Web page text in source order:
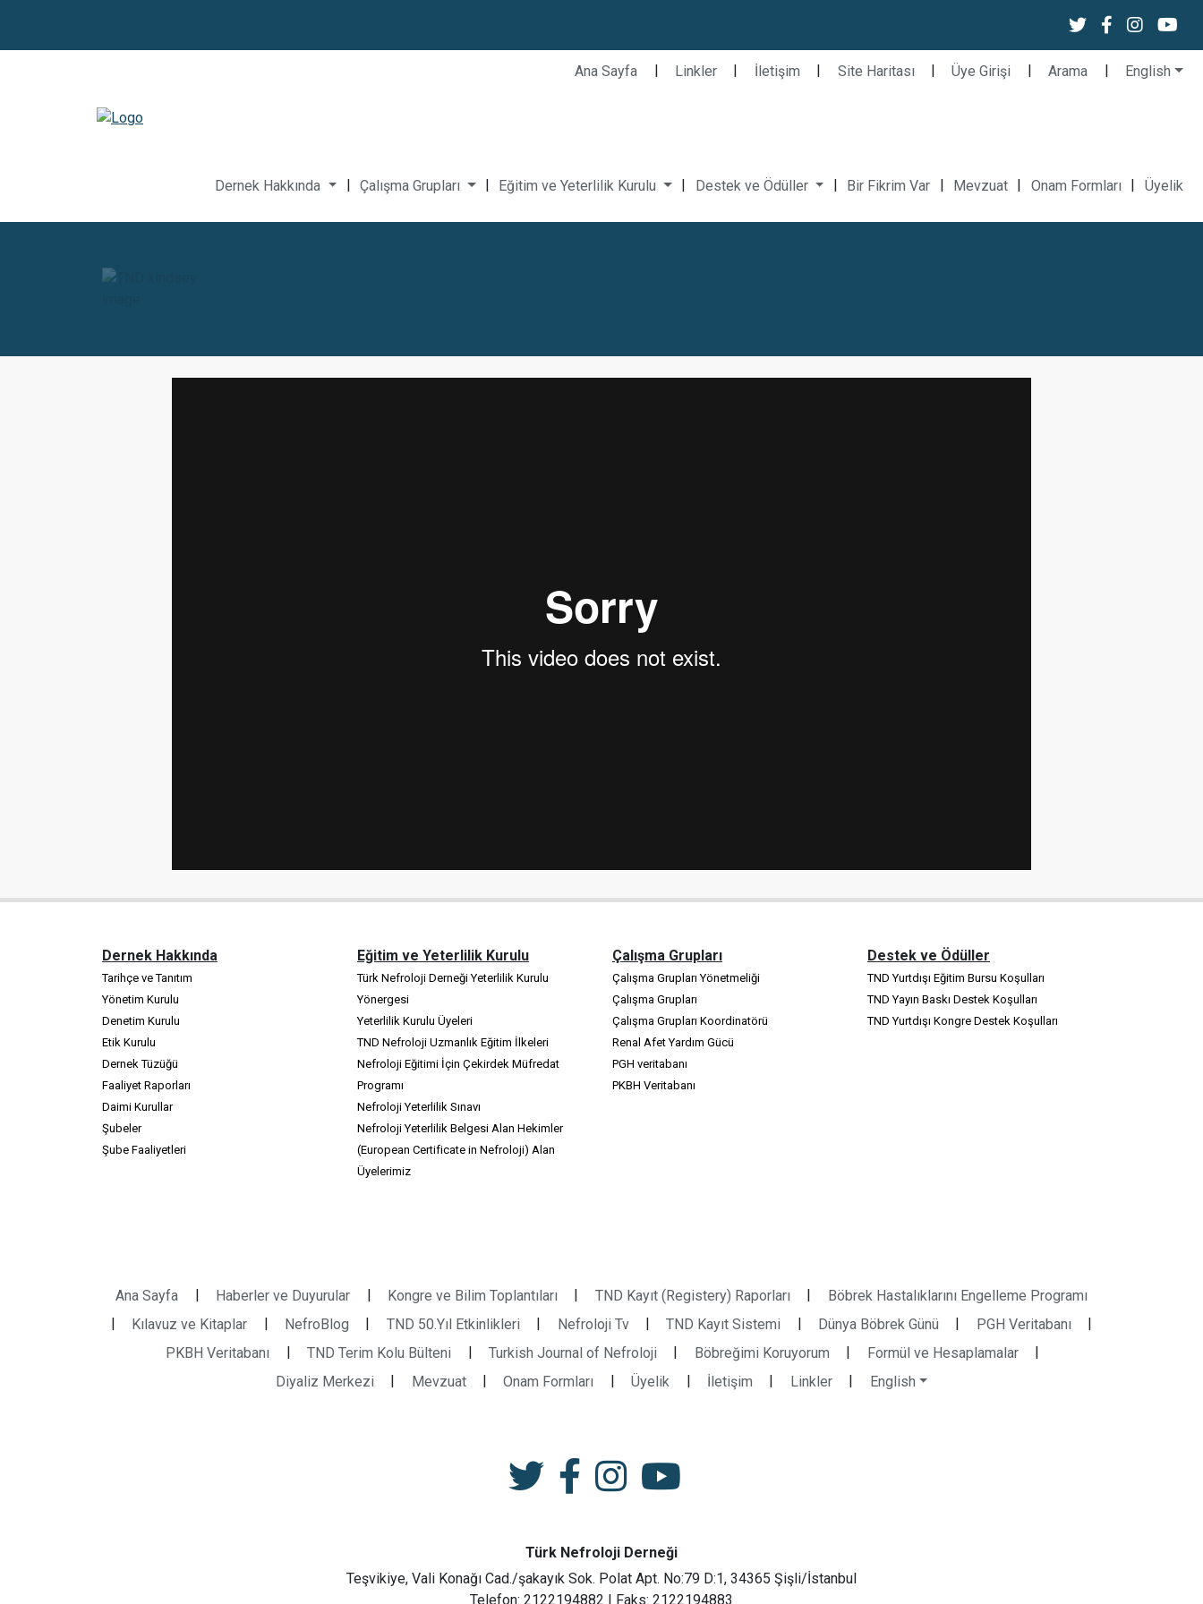
Ana Sayfa | Linkler | İletişim | Site Haritası | Üye Girişi | Arama | English
Dernek Hakkında | Çalışma Grupları | Eğitim ve Yeterlilik Kurulu | Destek ve Ödüller | Bir Fikrim Var | Mevzuat | Onam Formları | Üyelik
Dernek Hakkında
Tarihçe ve Tanıtım
Yönetim Kurulu
Denetim Kurulu
Etik Kurulu
Dernek Tüzüğü
Faaliyet Raporları
Daimi Kurullar
Şubeler
Şube Faaliyetleri
Eğitim ve Yeterlilik Kurulu
Türk Nefroloji Derneği Yeterlilik Kurulu
Yönergesi
Yeterlilik Kurulu Üyeleri
TND Nefroloji Uzmanlık Eğitim İlkeleri
Nefroloji Eğitimi İçin Çekirdek Müfredat
Programı
Nefroloji Yeterlilik Sınavı
Nefroloji Yeterlilik Belgesi Alan Hekimler
(European Certificate in Nefroloji) Alan
Üyelerimiz
Çalışma Grupları
Çalışma Grupları Yönetmeliği
Çalışma Grupları
Çalışma Grupları Koordinatörü
Renal Afet Yardım Gücü
PGH veritabanı
PKBH Veritabanı
Destek ve Ödüller
TND Yurtdışı Eğitim Bursu Koşulları
TND Yayın Baskı Destek Koşulları
TND Yurtdışı Kongre Destek Koşulları
Ana Sayfa | Haberler ve Duyurular | Kongre ve Bilim Toplantıları | TND Kayıt (Registery) Raporları |
Böbrek Hastalıklarını Engelleme Programı
|
Kılavuz ve Kitaplar | NefroBlog | TND 50.Yıl Etkinlikleri | Nefroloji Tv | TND Kayıt Sistemi | Dünya Böbrek Günü | PGH Veritabanı
|
PKBH Veritabanı
| TND Terim Kolu Bülteni | Turkish Journal of Nefroloji | Böbreğimi Koruyorum | Formül ve Hesaplamalar
|
Diyaliz Merkezi
| Mevzuat | Onam Formları | Üyelik | İletişim | Linkler | English
Türk Nefroloji Derneği
Teşvikiye, Vali Konağı Cad./şakayık Sok. Polat Apt. No:79 D:1, 34365 Şişli/İstanbul
Telefon: 2122194882 | Faks: 2122194883